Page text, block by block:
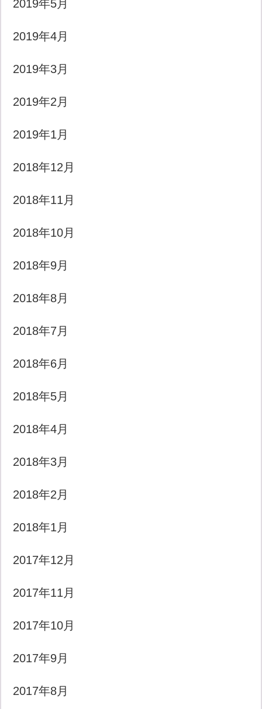
2019年5月
2019年4月
2019年3月
2019年2月
2019年1月
2018年12月
2018年11月
2018年10月
2018年9月
2018年8月
2018年7月
2018年6月
2018年5月
2018年4月
2018年3月
2018年2月
2018年1月
2017年12月
2017年11月
2017年10月
2017年9月
2017年8月